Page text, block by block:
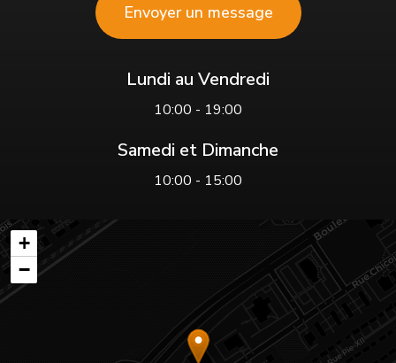
Envoyer un message
Lundi au Vendredi
10:00 - 19:00
Samedi et Dimanche
10:00 - 15:00
+
−